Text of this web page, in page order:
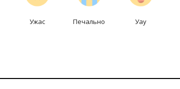
Ужас Печально Уау